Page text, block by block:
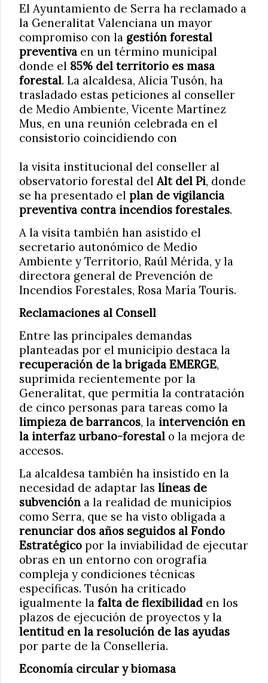
El Ayuntamiento de Serra ha reclamado a
la Generalitat Valenciana un mayor
compromiso con la gestión forestal
preventiva en un término municipal
donde el 85% del territorio es masa
forestal. La alcaldesa, Alicia Tusón, ha
trasladado estas peticiones al conseller
de Medio Ambiente, Vicente Martínez
Mus, en una reunión celebrada en el
consistorio coincidiendo con
la visita institucional del conseller al
observatorio forestal del Alt del Pi, donde
se ha presentado el plan de vigilancia
preventiva contra incendios forestales.
A la visita también han asistido el
secretario autonómico de Medio
Ambiente y Territorio, Raúl Mérida, y la
directora general de Prevención de
Incendios Forestales, Rosa María Touris.
Reclamaciones al Consell
Entre las principales demandas
planteadas por el municipio destaca la
recuperación de la brigada EMERGE,
suprimida recientemente por la
Generalitat, que permitía la contratación
de cinco personas para tareas como la
limpieza de barrancos, la intervención en
la interfaz urbano-forestal o la mejora de
accesos.
La alcaldesa también ha insistido en la
necesidad de adaptar las líneas de
subvención a la realidad de municipios
como Serra, que se ha visto obligada a
renunciar dos años seguidos al Fondo
Estratégico por la inviabilidad de ejecutar
obras en un entorno con orografía
compleja y condiciones técnicas
específicas. Tusón ha criticado
igualmente la falta de flexibilidad en los
plazos de ejecución de proyectos y la
lentitud en la resolución de las ayudas
por parte de la Conselleria.
Economía circular y biomasa